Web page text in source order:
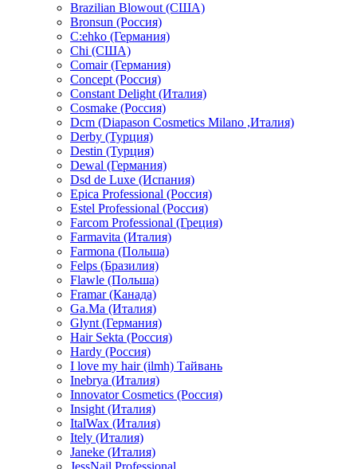
Brazilian Blowout (США)
Bronsun (Россия)
C:ehko (Германия)
Chi (США)
Comair (Германия)
Concept (Россия)
Constant Delight (Италия)
Cosmake (Россия)
Dcm (Diapason Cosmetics Milano ,Италия)
Derby (Турция)
Destin (Турция)
Dewal (Германия)
Dsd de Luxe (Испания)
Epica Professional (Россия)
Estel Professional (Россия)
Farcom Professional (Греция)
Farmavita (Италия)
Farmona (Польша)
Felps (Бразилия)
Flawle (Польша)
Framar (Канада)
Ga.Ma (Италия)
Glynt (Германия)
Hair Sekta (Россия)
Hardy (Россия)
I love my hair (ilmh) Тайвань
Inebrya (Италия)
Innovator Cosmetics (Россия)
Insight (Италия)
ItalWax (Италия)
Itely (Италия)
Janeke (Италия)
JessNail Professional